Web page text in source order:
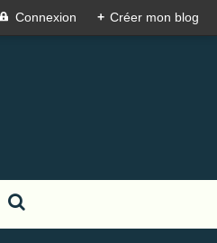
Connexion + Créer mon blog